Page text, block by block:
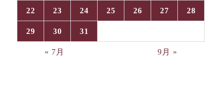
22 23 24 25 26 27 28
29 30 31
« 7月 9月 »